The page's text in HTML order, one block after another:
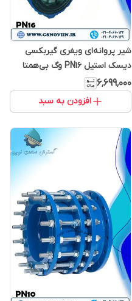
شیر پروانه‌ای ویفری گیربکسی
دیسک استیل PN16 وگ بی‌همتا
۶٬۶۹۹٬۰۰۰
افزودن به سبد